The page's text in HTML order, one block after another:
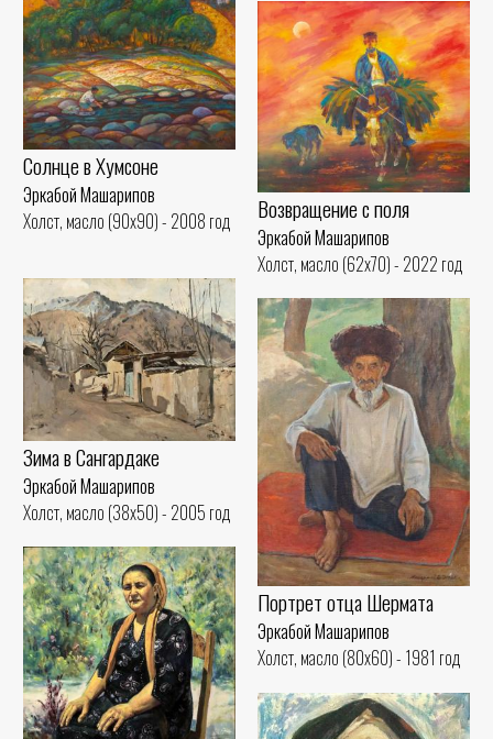
Солнце в Хумсоне
Эркабой Машарипов
Холст, масло (90x90) - 2008 год
Возвращение с поля
Эркабой Машарипов
Холст, масло (62x70) - 2022 год
Зима в Сангардакe
Эркабой Машарипов
Холст, масло (38x50) - 2005 год
Портрет отца Шермата
Эркабой Машарипов
Холст, масло (80x60) - 1981 год